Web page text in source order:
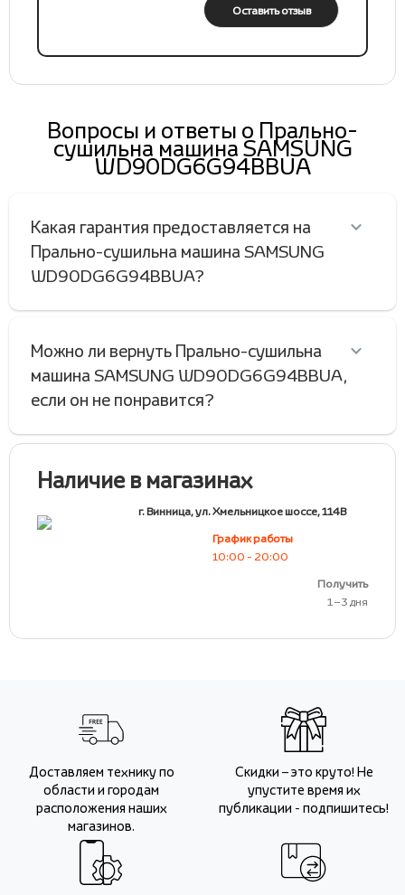
Оставить отзыв
Вопросы и ответы о Прально-
сушильна машина SAMSUNG
WD90DG6G94BBUA
Какая гарантия предоставляется на
Прально-сушильна машина SAMSUNG
WD90DG6G94BBUA?
Можно ли вернуть Прально-сушильна
машина SAMSUNG WD90DG6G94BBUA,
если он не понравится?
Наличие в магазинах
г. Винница, ул. Хмельницкое шоссе, 114В
График работы
10:00 - 20:00
Получить
1 – 3 дня
Доставляем технику по
области и городам
расположения наших
магазинов.
Скидки – это круто! Не
упустите время их
публикации - подпишитесь!